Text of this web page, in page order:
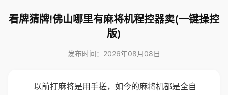
看牌猜牌!佛山哪里有麻将机程控器卖(一键操控
版)
发布时间：2026年08月08日
以前打麻将是用手搓，如今的麻将机都是全自